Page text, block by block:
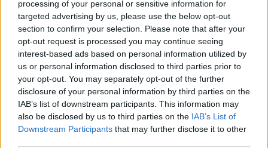
processing of your personal or sensitive information for
targeted advertising by us, please use the below opt-out
section to confirm your selection. Please note that after your
opt-out request is processed you may continue seeing
interest-based ads based on personal information utilized by
us or personal information disclosed to third parties prior to
your opt-out. You may separately opt-out of the further
disclosure of your personal information by third parties on the
IAB’s list of downstream participants. This information may
also be disclosed by us to third parties on the IAB’s List of
Downstream Participants that may further disclose it to other
Βλωτιδέλλης: Βάφτισαν τον γιο τους!
Το όνομα και το πάρτι με φίλους
SHOWBIZ
Τσουβέλας: Η σχέση με την Εύα και η
δημόσια υπεράσπισή της από τους
haters - «Θα το έκανα 500 φορές»
Τραγωδία στην Πάρο: Ο μπάρμαν του beach bar
βούτηξε για να σώσει τον 4χρονο που πνίγηκε στην